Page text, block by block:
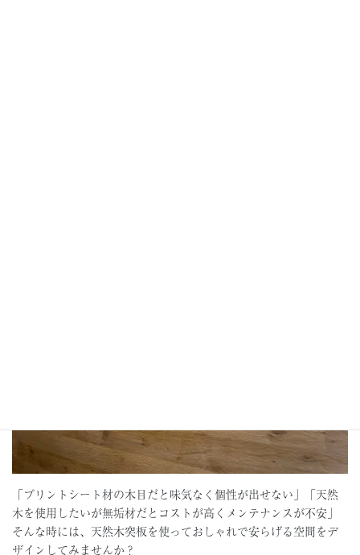
「プリントシート材の木目だと味気なく個性が出せない」「天然
木を使用したいが無垢材だとコストが高くメンテナンスが不安」
そんな時には、天然木突板を使っておしゃれで安らげる空間をデ
ザインしてみませんか？